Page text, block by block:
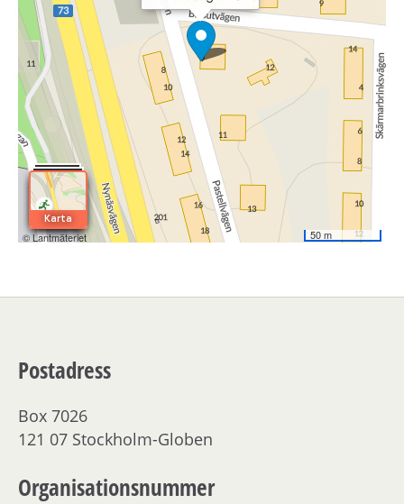
Postadress
Box 7026
121 07 Stockholm-Globen
Organisationsnummer